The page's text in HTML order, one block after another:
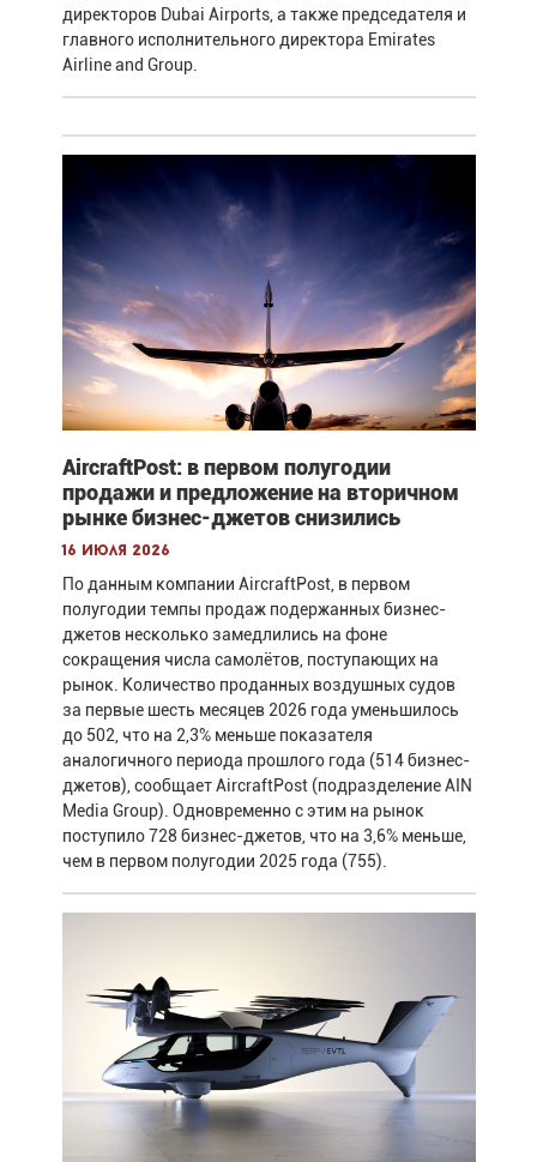
директоров Dubai Airports, а также председателя и
главного исполнительного директора Emirates
Airline and Group.
AircraftPost: в первом полугодии
продажи и предложение на вторичном
рынке бизнес-джетов снизились
16 июля 2026
По данным компании AircraftPost, в первом
полугодии темпы продаж подержанных бизнес-
джетов несколько замедлились на фоне
сокращения числа самолётов, поступающих на
рынок. Количество проданных воздушных судов
за первые шесть месяцев 2026 года уменьшилось
до 502, что на 2,3% меньше показателя
аналогичного периода прошлого года (514 бизнес-
джетов), сообщает AircraftPost (подразделение AIN
Media Group). Одновременно с этим на рынок
поступило 728 бизнес-джетов, что на 3,6% меньше,
чем в первом полугодии 2025 года (755).